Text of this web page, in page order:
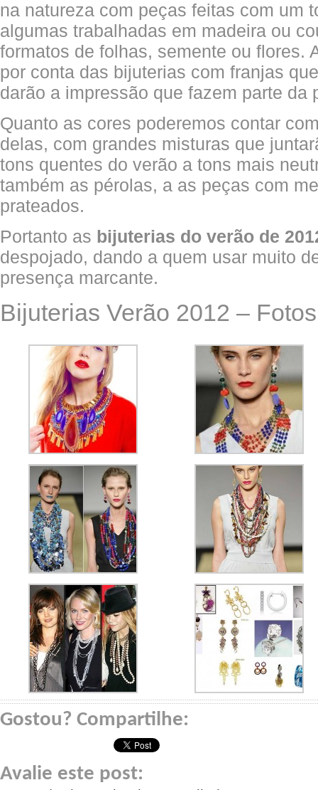
na natureza com peças feitas com um
algumas trabalhadas em madeira ou
formatos de folhas, semente ou flores.
por conta das bijuterias com franjas
darão a impressão que fazem parte da
Quanto as cores poderemos contar
delas, com grandes misturas que
tons quentes do verão a tons mais
também as pérolas, a as peças com
prateados.
Portanto as bijuterias do verão de
despojado, dando a quem usar muito
presença marcante.
Bijuterias Verão 2012 – Fotos
Gostou? Compartilhe:
Avalie este post: